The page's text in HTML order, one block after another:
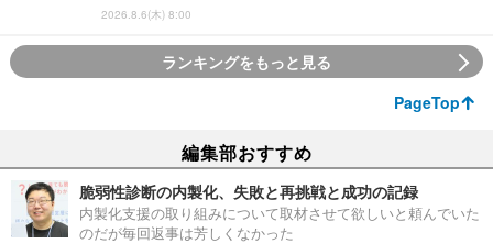
2026.8.6(木) 8:00
ランキングをもっと見る
PageTop
編集部おすすめ
脆弱性診断の内製化、失敗と再挑戦と成功の記録
内製化支援の取り組みについて取材させて欲しいと頼んでいた
のだが毎回返事は芳しくなかった